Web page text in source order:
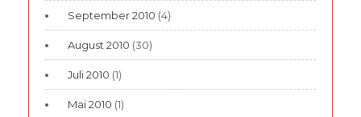
September 2010 (4)
August 2010 (30)
Juli 2010 (1)
Mai 2010 (1)